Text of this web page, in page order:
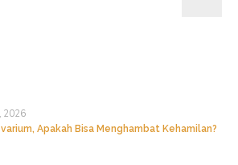
2026
Apakah Bisa Menghambat Kehamilan?